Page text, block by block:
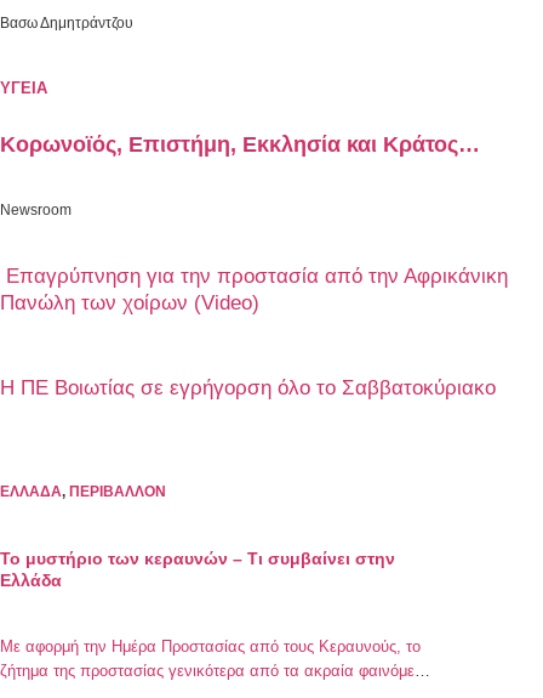
Βασω Δημητράντζου
ΥΓΕΙΑ
Κορωνοϊός, Επιστήμη, Εκκλησία και Κράτος…
Newsroom
Επαγρύπνηση για την προστασία από την Αφρικάνικη
Πανώλη των χοίρων (Video)
Η ΠΕ Βοιωτίας σε εγρήγορση όλο το Σαββατοκύριακο
ΕΛΛΑΔΑ, ΠΕΡΙΒΑΛΛΟΝ
Το μυστήριο των κεραυνών – Τι συμβαίνει στην
Ελλάδα
Με αφορμή την Ημέρα Προστασίας από τους Κεραυνούς, το
ζήτημα της προστασίας γενικότερα από τα ακραία φαινόμενα